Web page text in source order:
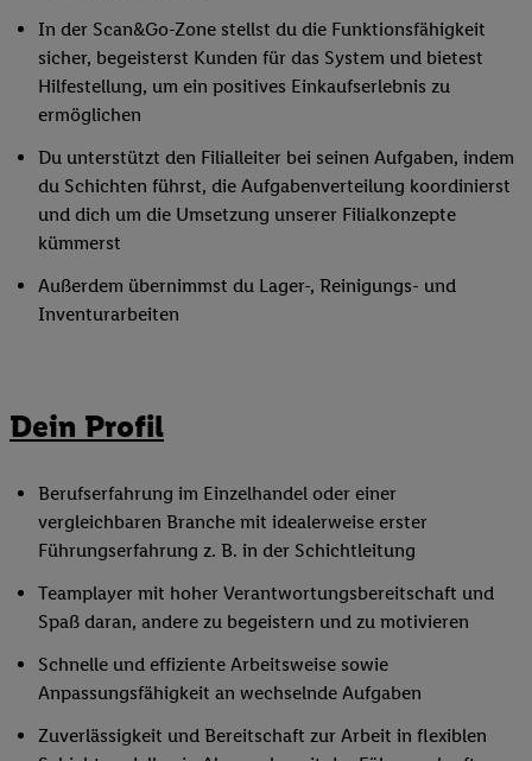
In der Scan&Go-Zone stellst du die Funktionsfähigkeit
sicher, begeisterst Kunden für das System und bietest
Hilfestellung, um ein positives Einkaufserlebnis zu
ermöglichen
Du unterstützt den Filialleiter bei seinen Aufgaben, indem
du Schichten führst, die Aufgabenverteilung koordinierst
und dich um die Umsetzung unserer Filialkonzepte
kümmerst
Außerdem übernimmst du Lager-, Reinigungs- und
Inventurarbeiten
Dein Profil
Berufserfahrung im Einzelhandel oder einer
vergleichbaren Branche mit idealerweise erster
Führungserfahrung z. B. in der Schichtleitung
Teamplayer mit hoher Verantwortungsbereitschaft und
Spaß daran, andere zu begeistern und zu motivieren
Schnelle und effiziente Arbeitsweise sowie
Anpassungsfähigkeit an wechselnde Aufgaben
Zuverlässigkeit und Bereitschaft zur Arbeit in flexiblen